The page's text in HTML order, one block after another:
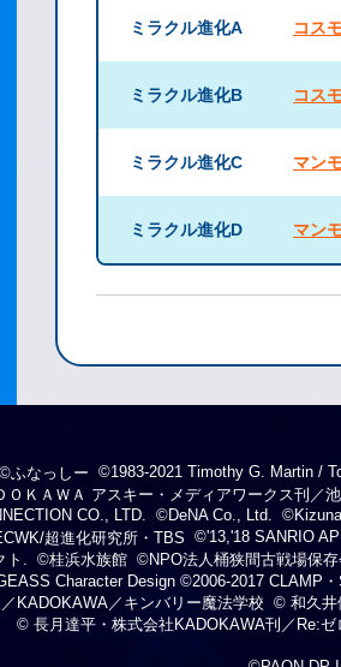
ミラクル進化A コス
ミラクル進化B コス
ミラクル進化C マン
ミラクル進化D マン
©ふなっしー ©1983-2021 Timothy G. Martin /
ＫＡＷＡ アスキー・メディアワークス刊／
CO., LTD. ©DeNA Co., Ltd. ©Kizuna
超進化研究所・TBS ©'13,'18 SANRIO
ト. ©桂浜水族館 ©NPO法人桶狭間古戦場保存
Character Design ©2006-2017 CLAMP
KADOKAWA／キンバリー魔法学校 © 和久井
© 長月達平・株式会社KADOKAWA刊／Re: